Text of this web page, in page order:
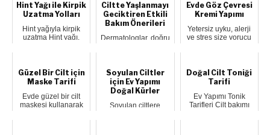
tartış...
Hint Yağı ile Kirpik
Uzatma Yolları
Hint yağıyla kirpik
uzatma Hint yağı,
Ciltte Yaşlanmayı
Geciktiren Etkili
Bakım Önerileri
Dermatologlar, doğru
Evde Göz Çevresi
Kremi Yapımı
Yetersiz uyku, alerji
ve stres size yorucu
Güzel Bir Cilt için
Maske Tarifi
Evde güzel bir cilt
maskesi kullanarak
Soyulan Ciltler
için Ev Yapımı
Doğal Kürler
Soyulan ciltlere
Doğal Cilt Toniği
Tarifi
Ev Yapımı Tonik
Tarifleri Cilt bakımı